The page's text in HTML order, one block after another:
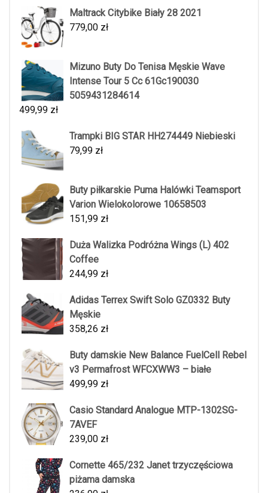
Maltrack Citybike Biały 28 2021
779,00 zł
Mizuno Buty Do Tenisa Męskie Wave
Intense Tour 5 Cc 61Gc190030
5059431284614
499,99 zł
Trampki BIG STAR HH274449 Niebieski
79,99 zł
Buty piłkarskie Puma Halówki Teamsport
Varion Wielokolorowe 10658503
151,99 zł
Duża Walizka Podróżna Wings (L) 402
Coffee
244,99 zł
Adidas Terrex Swift Solo GZ0332 Buty
Męskie
358,26 zł
Buty damskie New Balance FuelCell Rebel
v3 Permafrost WFCXWW3 – białe
499,99 zł
Casio Standard Analogue MTP-1302SG-
7AVEF
239,00 zł
Cornette 465/232 Janet trzyczęściowa
piżama damska